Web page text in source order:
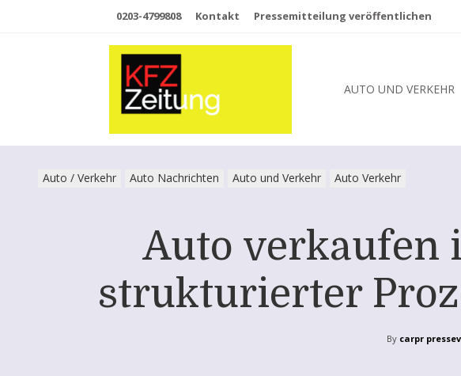
0203-4799808 Kontakt Pressemitteilung veröffentlichen
AUTO UND VERKEHR
Auto / Verkehr Auto Nachrichten Auto und Verkehr Auto Verkehr
Auto verkaufen
strukturierter
By carpr